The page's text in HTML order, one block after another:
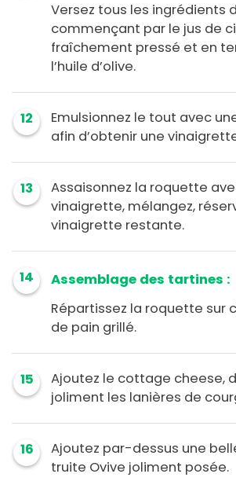
Versez tous les ingrédients
commençant par le jus de
fraîchement pressé et en
l’huile d’olive.
12
Emulsionnez le tout avec
afin d’obtenir une
13
Assaisonnez la roquette
vinaigrette, mélangez,
vinaigrette restante.
14
Assemblage des tartines :
Répartissez la roquette sur
de pain grillé.
15
Ajoutez le cottage cheese,
joliment les lanières de
16
Ajoutez par-dessus une
truite Ovive joliment posée.